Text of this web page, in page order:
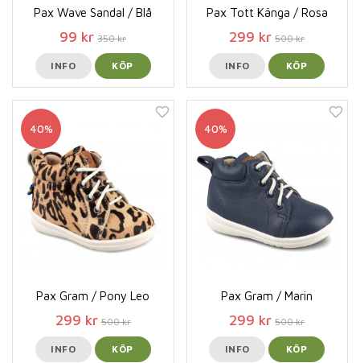
Pax Wave Sandal / Blå
99 kr 350 kr
INFO KÖP
Pax Tott Känga / Rosa
299 kr 500 kr
INFO KÖP
40%
Pax Gram / Pony Leo
299 kr 500 kr
INFO KÖP
40%
Pax Gram / Marin
299 kr 500 kr
INFO KÖP